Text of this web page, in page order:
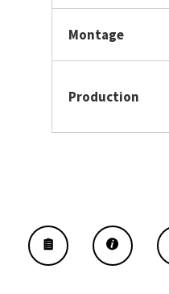
Montage
Production